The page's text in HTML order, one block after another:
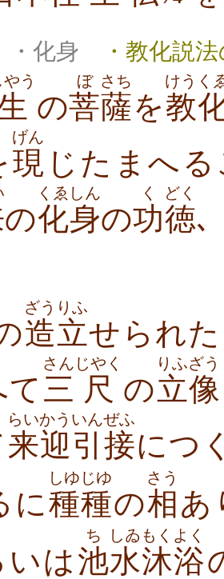
化身 ・教化説法
やう
の菩
ぼ
薩
さち
を教
けうく
現
げん
の化身
くゑしん
の功
く
徳
どく
､
造立
ざうりふ
せられ
三
さん
尺
じやく
の立像
りふざう
来迎
らいかう
引接
いんぜふ
につ
に種種
しゆじゆ
の相
さう
あ
いは池
ち
水
しゐ
沐浴
もくよく